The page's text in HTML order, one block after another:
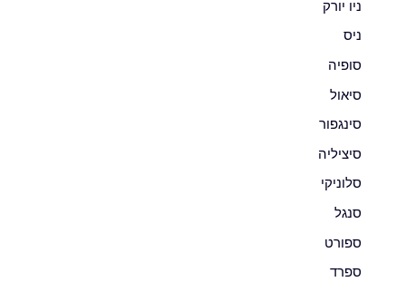
ניו יורק
ניס
סופיה
סיאול
סינגפור
סיציליה
סלוניקי
סנגל
ספורט
ספרד